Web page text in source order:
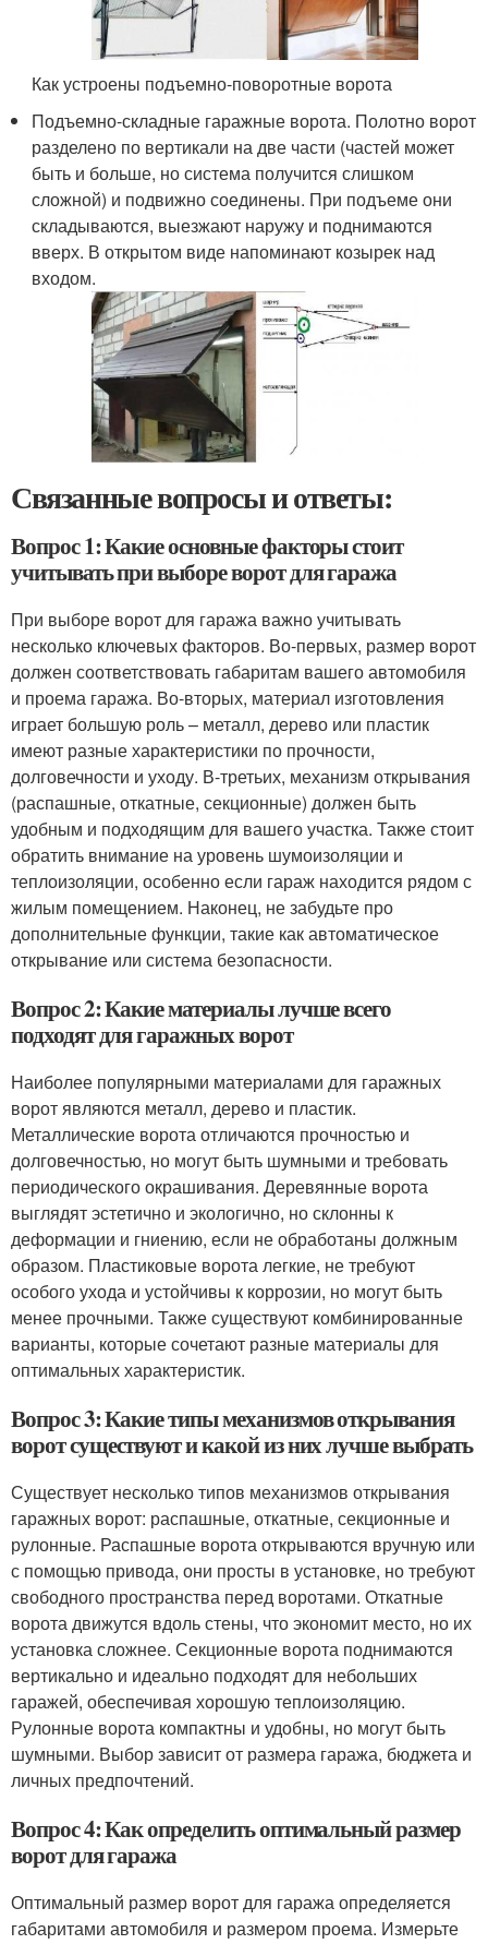
Как устроены подъемно-поворотные ворота
Подъемно-складные гаражные ворота. Полотно ворот
разделено по вертикали на две части (частей может
быть и больше, но система получится слишком
сложной) и подвижно соединены. При подъеме они
складываются, выезжают наружу и поднимаются
вверх. В открытом виде напоминают козырек над
входом.
Связанные вопросы и ответы:
Вопрос 1: Какие основные факторы стоит
учитывать при выборе ворот для гаража
При выборе ворот для гаража важно учитывать
несколько ключевых факторов. Во-первых, размер ворот
должен соответствовать габаритам вашего автомобиля
и проема гаража. Во-вторых, материал изготовления
играет большую роль – металл, дерево или пластик
имеют разные характеристики по прочности,
долговечности и уходу. В-третьих, механизм открывания
(распашные, откатные, секционные) должен быть
удобным и подходящим для вашего участка. Также стоит
обратить внимание на уровень шумоизоляции и
теплоизоляции, особенно если гараж находится рядом с
жилым помещением. Наконец, не забудьте про
дополнительные функции, такие как автоматическое
открывание или система безопасности.
Вопрос 2: Какие материалы лучше всего
подходят для гаражных ворот
Наиболее популярными материалами для гаражных
ворот являются металл, дерево и пластик.
Металлические ворота отличаются прочностью и
долговечностью, но могут быть шумными и требовать
периодического окрашивания. Деревянные ворота
выглядят эстетично и экологично, но склонны к
деформации и гниению, если не обработаны должным
образом. Пластиковые ворота легкие, не требуют
особого ухода и устойчивы к коррозии, но могут быть
менее прочными. Также существуют комбинированные
варианты, которые сочетают разные материалы для
оптимальных характеристик.
Вопрос 3: Какие типы механизмов открывания
ворот существуют и какой из них лучше выбрать
Существует несколько типов механизмов открывания
гаражных ворот: распашные, откатные, секционные и
рулонные. Распашные ворота открываются вручную или
с помощью привода, они просты в установке, но требуют
свободного пространства перед воротами. Откатные
ворота движутся вдоль стены, что экономит место, но их
установка сложнее. Секционные ворота поднимаются
вертикально и идеально подходят для небольших
гаражей, обеспечивая хорошую теплоизоляцию.
Рулонные ворота компактны и удобны, но могут быть
шумными. Выбор зависит от размера гаража, бюджета и
личных предпочтений.
Вопрос 4: Как определить оптимальный размер
ворот для гаража
Оптимальный размер ворот для гаража определяется
габаритами автомобиля и размером проема. Измерьте